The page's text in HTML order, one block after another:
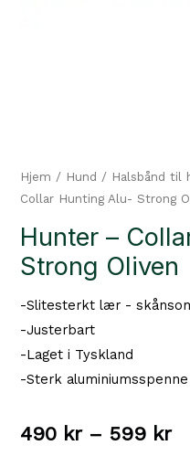
Hjem / Hund / Halsbånd til
Collar Hunting Alu- Strong
Hunter –
Strong Oliven
-Slitesterkt lær -
-Justerbart
-Laget i Tyskland
-Sterk aluminiumsspenne
490 kr – 599 kr